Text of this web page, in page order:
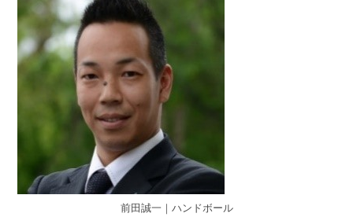
前田誠一｜ハンドボール